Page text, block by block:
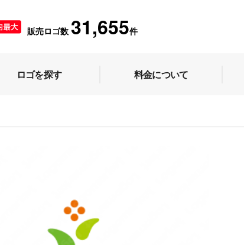
販売ロゴ数 31,655件
ロゴを探す 料金について